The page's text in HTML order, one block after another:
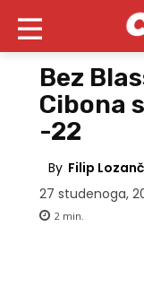
Bez
Cibona
-22
By Filip
27 studenoga,
2 min.